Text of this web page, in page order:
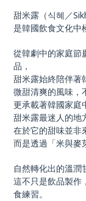
甜米露（식혜／
是韓國飲食文化中
從韓劇中的家庭節
品，
甜米露始終陪伴著
微甜清爽的風味，
更承載著韓國家庭
甜米露最迷人的地
在於它的甜味並非
而是透過「米與麥
自然轉化出的溫潤
這不只是飲品製作
食練習。